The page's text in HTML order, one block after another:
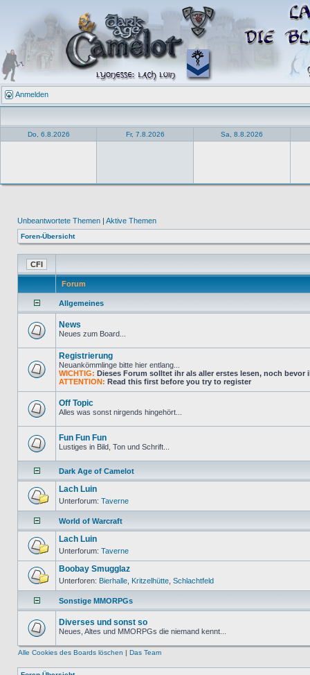
Anmelden
Do, 6.8.2026 Fr, 7.8.2026 Sa, 8.8.2026
Unbeantwortete Themen | Aktive Themen
Foren-Übersicht
Forum
Allgemeines
News
Neues zum Board...
Registrierung
Neuankömmlinge bitte hier entlang...
WICHTIG: Dieses Forum solltet ihr als aller erstes lesen, noch bevor
ATTENTION: Read this first before you try to register
Off Topic
Alles was sonst nirgends hingehört...
Fun Fun Fun
Lustiges in Bild, Ton und Schrift...
Dark Age of Camelot
Lach Luin
Unterforum: Taverne
World of Warcraft
Lach Luin
Unterforum: Taverne
Boobay Smugglaz
Unterforen: Bierhalle Kritzelhütte Schlachtfeld
Sonstige MMORPGs
Diverses und sonst so
Neues, Altes und MMORPGs die niemand kennt...
Alle Cookies des Boards löschen | Das Team